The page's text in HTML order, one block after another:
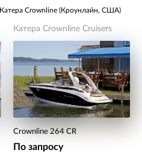
Катера Crownline (Кроунлайн, США)
Катера Crownline Cruisers
Crownline 264 CR
По запросу